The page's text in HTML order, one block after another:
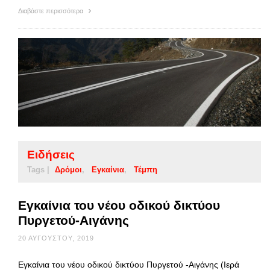
Διαβάστε περισσότερα
Ειδήσεις
Tags | Δρόμοι Εγκαίνια Τέμπη
Εγκαίνια του νέου οδικού δικτύου
Πυργετού-Αιγάνης
20 ΑΥΓΟΎΣΤΟΥ, 2019
Εγκαίνια του νέου οδικού δικτύου Πυργετού -Αιγάνης (Ιερά